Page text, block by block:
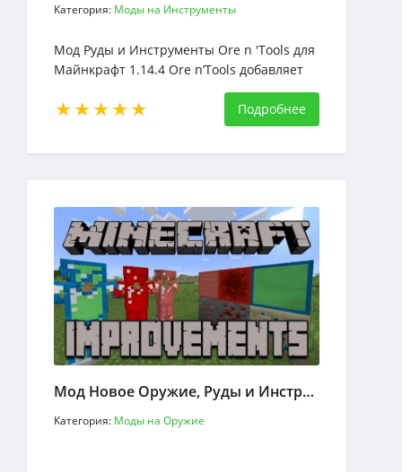
Категория: Моды на Инструменты
Мод Руды и Инструменты Ore n 'Tools для
Майнкрафт 1.14.4 Ore n’Tools добавляет
Подробнее
Мод Новое Оружие, Руды и Инструменты
Категория: Моды на Оружие